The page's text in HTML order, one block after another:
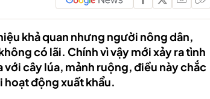
khả quan nhưng người nông dân,
có lãi. Chính vì vậy mới xảy ra tình
cây lúa, mảnh ruộng, điều này chắc
hoạt động xuất khẩu.